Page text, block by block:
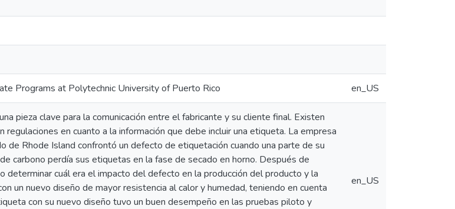
Programs at Polytechnic University of Puerto Rico en_US
pieza clave para la comunicación entre el fabricante y su cliente final. Existen
en cuanto a la información que debe incluir una etiqueta. La empresa
de Rhode Island confrontó un defecto de etiquetación cuando una parte de su
carbono perdía sus etiquetas en la fase de secado en horno. Después de
determinar cuál era el impacto del defecto en la producción del producto y la
un nuevo diseño de mayor resistencia al calor y humedad, teniendo en cuenta
con su nuevo diseño tuvo un buen desempeño en las pruebas piloto y
en_US